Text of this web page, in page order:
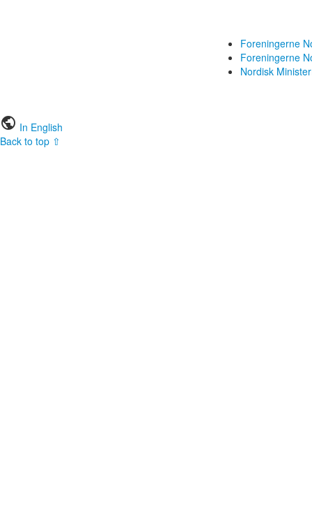
Foreningerne
Foreningerne
Nordisk
public In English
Back to top ⇧